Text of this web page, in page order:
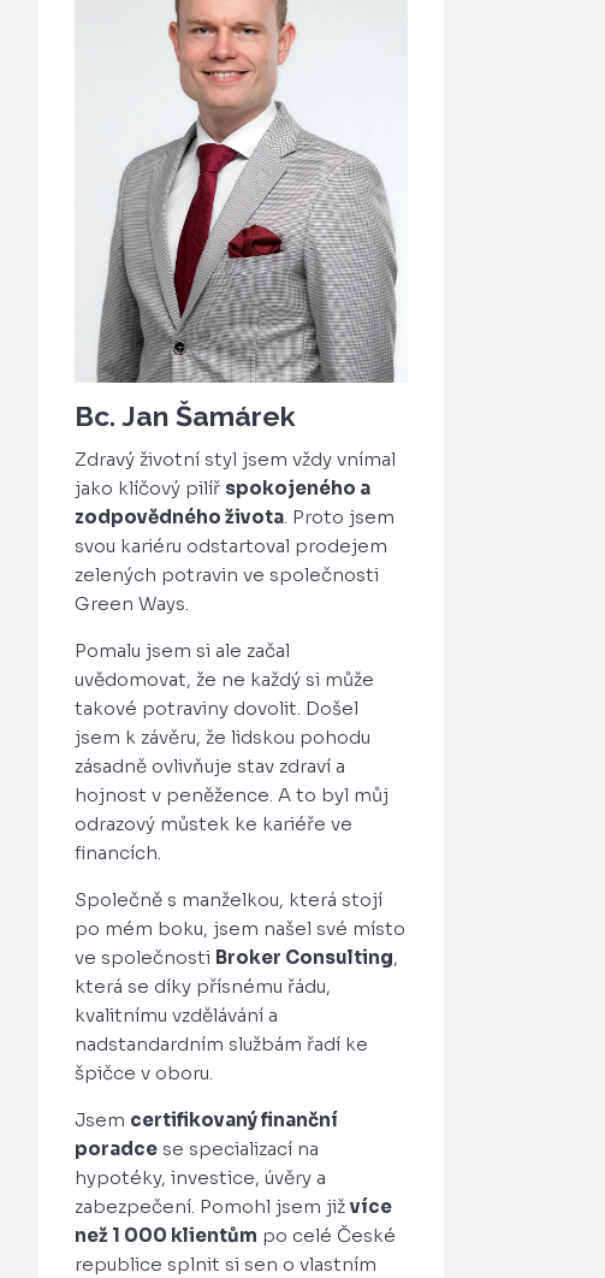
Bc. Jan Šamárek
Zdravý životní styl jsem vždy vnímal
jako klíčový pilíř spokojeného a
zodpovědného života. Proto jsem
svou kariéru odstartoval prodejem
zelených potravin ve společnosti
Green Ways.
Pomalu jsem si ale začal
uvědomovat, že ne každý si může
takové potraviny dovolit. Došel
jsem k závěru, že lidskou pohodu
zásadně ovlivňuje stav zdraví a
hojnost v peněžence. A to byl můj
odrazový můstek ke kariéře ve
financích.
Společně s manželkou, která stojí
po mém boku, jsem našel své místo
ve společnosti Broker Consulting,
která se díky přísnému řádu,
kvalitnímu vzdělávání a
nadstandardním službám řadí ke
špičce v oboru.
Jsem certifikovaný finanční
poradcese specializací na
hypotéky, investice, úvěry a
zabezpečení. Pomohl jsem již více
než 1 000 klientům po celé České
republice splnit si sen o vlastním